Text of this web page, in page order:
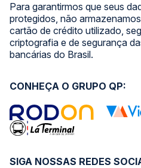
Para garantirmos que seus
protegidos, não
cartão de crédito utilizado,
criptografia e de segurança
bancárias do Brasil.
SIGA NOSSAS REDES
CONHEÇA O GRUPO QP: